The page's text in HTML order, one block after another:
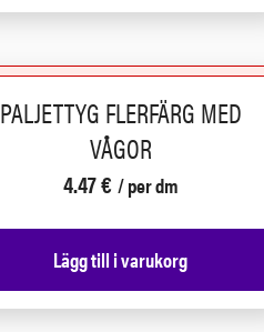
PALJETTYG FLERFÄRG MED
VÅGOR
4.47€ / per dm
Lägg till i varukorg